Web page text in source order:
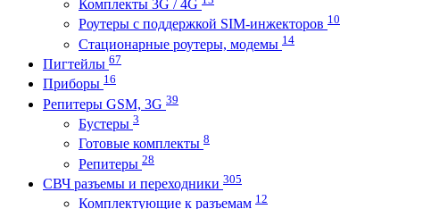
Комплекты 3G / 4G
Роутеры с поддержкой SIM-инжекторов 10
Стационарные роутеры, модемы 14
Пигтейлы 67
Приборы 16
Репитеры GSM, 3G 39
Бустеры 3
Готовые комплекты 8
Репитеры 28
СВЧ разъемы и переходники 305
Комплектующие к разъемам 12